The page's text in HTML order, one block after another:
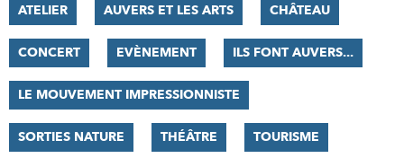
ATELIER AUVERS ET LES ARTS CHÂTEAU
CONCERT EVÈNEMENT ILS FONT AUVERS...
LE MOUVEMENT IMPRESSIONNISTE
SORTIES NATURE THÉÂTRE TOURISME